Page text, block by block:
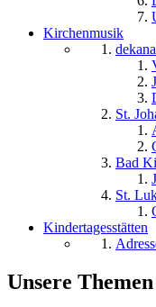
Kirchenmusik
St.
Bad
St.
Kindertagesstätten
Unsere Themen